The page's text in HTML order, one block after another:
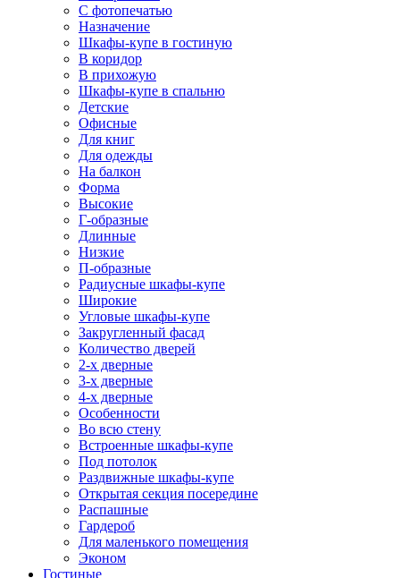
С фотопечатью
Назначение
Шкафы-купе в гостиную
В коридор
В прихожую
Шкафы-купе в спальню
Детские
Офисные
Для книг
Для одежды
На балкон
Форма
Высокие
Г-образные
Длинные
Низкие
П-образные
Радиусные шкафы-купе
Широкие
Угловые шкафы-купе
Закругленный фасад
Количество дверей
2-х дверные
3-х дверные
4-х дверные
Особенности
Во всю стену
Встроенные шкафы-купе
Под потолок
Раздвижные шкафы-купе
Открытая секция посередине
Распашные
Гардероб
Для маленького помещения
Эконом
Гостиные